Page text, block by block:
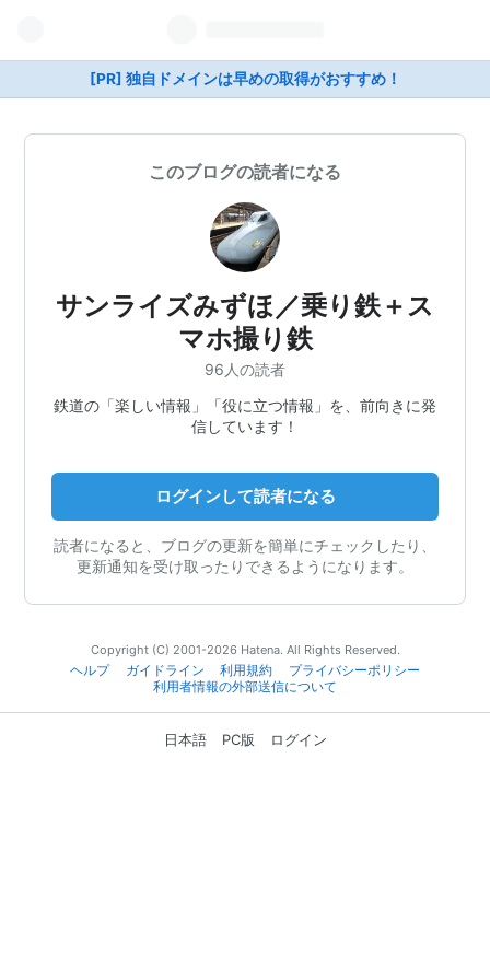
[PR] 独自ドメインは早めの取得がおすすめ！
このブログの読者になる
サンライズみずほ／乗り鉄＋ス
マホ撮り鉄
96人の読者
鉄道の「楽しい情報」「役に立つ情報」を、前向きに発
信しています！
ログインして読者になる
読者になると、ブログの更新を簡単にチェックしたり、
更新通知を受け取ったりできるようになります。
Copyright (C) 2001-2026 Hatena. All Rights Reserved.
ヘルプ
ガイドライン 利用規約
プライバシーポリシー
利用者情報の外部送信について
日本語 PC版 ログイン